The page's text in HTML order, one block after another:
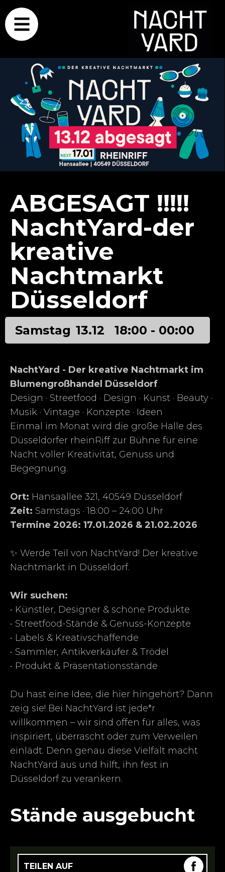
ABGESAGT !!!!!
NachtYard-der
kreative
Nachtmarkt
Düsseldorf
Samstag 13.12 18:00 - 00:00
NachtYard - Der kreative Nachtmarkt im
Blumengroßhandel Düsseldorf
Design · Streetfood · Design · Kunst · Beauty ·
Musik · Vintage · Konzepte · Ideen
Einmal im Monat wird die große Halle des
Düsseldorfer rheinRiff zur Bühne für eine
Nacht voller Kreativität, Genuss und
Begegnung.
Ort: Hansaallee 321, 40549 Düsseldorf
Zeit: Samstags · 18:00 – 24:00 Uhr
Termine 2026: 17.01.2026 & 21.02.2026
✨ Werde Teil von NachtYard! Der kreative
Nachtmarkt in Düsseldorf.
Wir suchen:
• Künstler, Designer & schöne Produkte
• Streetfood-Stände & Genuss-Konzepte
• Labels & Kreativschaffende
• Sammler, Antikverkäufer & Trödel
• Produkt & Präsentationsstände
Du hast eine Idee, die hier hingehört? Dann
zeig sie! Bei NachtYard ist jede*r
willkommen – wir sind offen für alles, was
inspiriert, überrascht oder zum Verweilen
einlädt. Denn genau diese Vielfalt macht
NachtYard aus und hilft, ihn fest in
Düsseldorf zu verankern.
Stände ausgebucht
TEILEN AUF